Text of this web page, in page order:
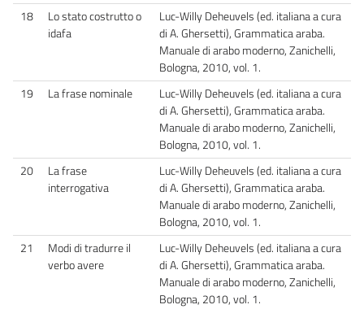
18
Lo stato costrutto o
idafa
Luc-Willy Deheuvels (ed. italiana a cura
di A. Ghersetti), Grammatica araba.
Manuale di arabo moderno, Zanichelli,
Bologna, 2010, vol. 1.
19
La frase nominale
Luc-Willy Deheuvels (ed. italiana a cura
di A. Ghersetti), Grammatica araba.
Manuale di arabo moderno, Zanichelli,
Bologna, 2010, vol. 1.
20
La frase
interrogativa
Luc-Willy Deheuvels (ed. italiana a cura
di A. Ghersetti), Grammatica araba.
Manuale di arabo moderno, Zanichelli,
Bologna, 2010, vol. 1.
21
Modi di tradurre il
verbo avere
Luc-Willy Deheuvels (ed. italiana a cura
di A. Ghersetti), Grammatica araba.
Manuale di arabo moderno, Zanichelli,
Bologna, 2010, vol. 1.